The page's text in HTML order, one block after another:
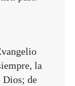
la
Dios; de